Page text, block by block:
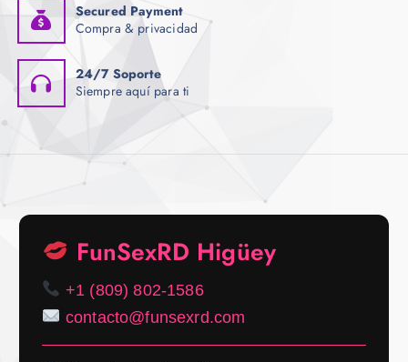
Secured Payment
Compra & privacidad
24/7 Soporte
Siempre aquí para ti
FunSexRD Higüey
+1 (809) 802-1586
contacto@funsexrd.com